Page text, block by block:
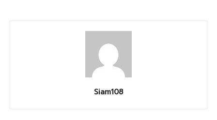
Siam108